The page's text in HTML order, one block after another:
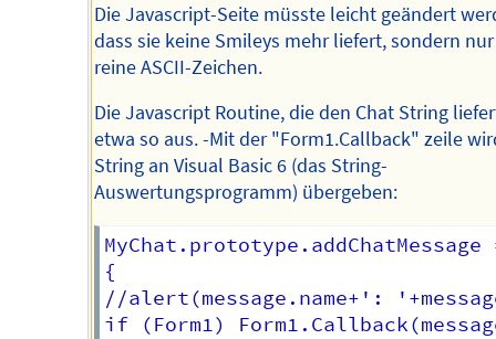
Die Javascript-Seite müsste leicht geändert
dass sie keine Smileys mehr liefert, sondern
reine ASCII-Zeichen.
Die Javascript Routine, die den Chat String
etwa so aus. -Mit der "Form1.Callback" zeile
String an Visual Basic 6 (das String-
Auswertungsprogramm) übergeben:
{
//alert(message.name+':
if (Form1)